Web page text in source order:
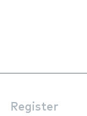
Register